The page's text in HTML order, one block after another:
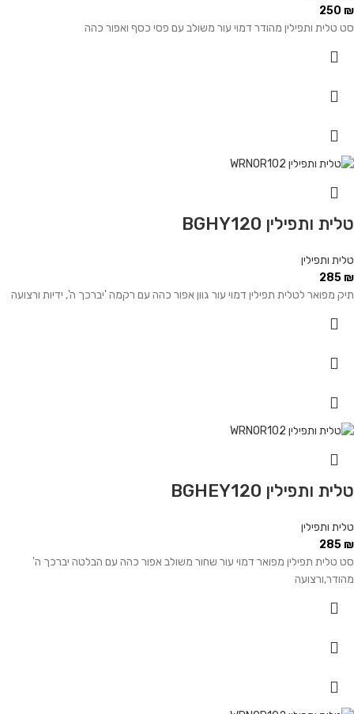
250 ₪
סט טלית ותפילין מהודר דמוי עור משולב עם פסי כסף ואפור כהה
טלית ותפילין BGHY120
טלית ותפילין
285₪
תיק מפואר לטלית תפילין דמוי עור גוון אפור כהה עם רקמה 'יברכך ה', ידיות ורצועה
טלית ותפילין BGHEY120
טלית ותפילין
285₪
סט טלית תפילין מפואר דמוי עור שחור משולב אפור כהה עם הבלטה יברכך ה'
מהודר,ורצועה